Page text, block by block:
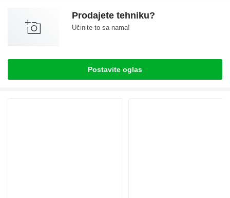
Prodajete tehniku?
Učinite to sa nama!
Postavite oglas